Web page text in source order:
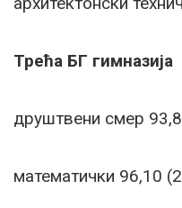
Трећа БГ гимназија
друштвени смер
математички 96,10